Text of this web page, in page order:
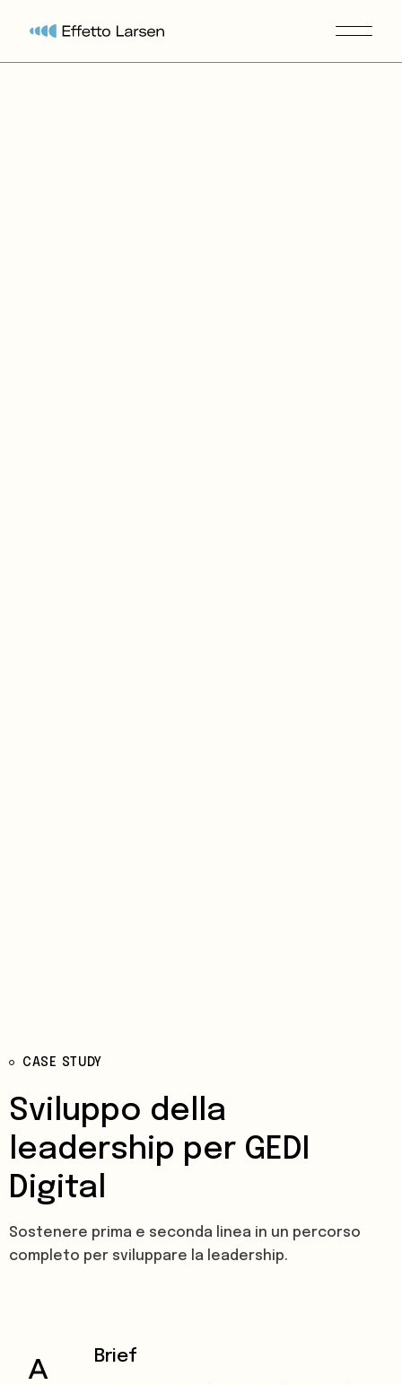
CASE STUDY
Sviluppo della
leadership per GEDI
Digital
Sostenere prima e seconda linea in un percorso
completo per sviluppare la leadership.
Brief